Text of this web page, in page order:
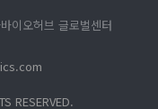
이오허브 글로벌센터
RESERVED.